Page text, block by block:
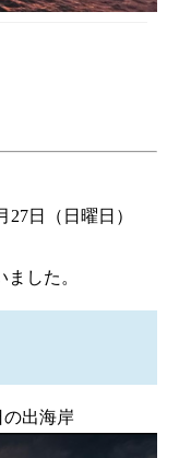
日（日曜日）
した。
出海岸